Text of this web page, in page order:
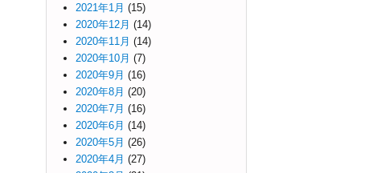
2021年1月 (15)
2020年12月 (14)
2020年11月 (14)
2020年10月 (7)
2020年9月 (16)
2020年8月 (20)
2020年7月 (16)
2020年6月 (14)
2020年5月 (26)
2020年4月 (27)